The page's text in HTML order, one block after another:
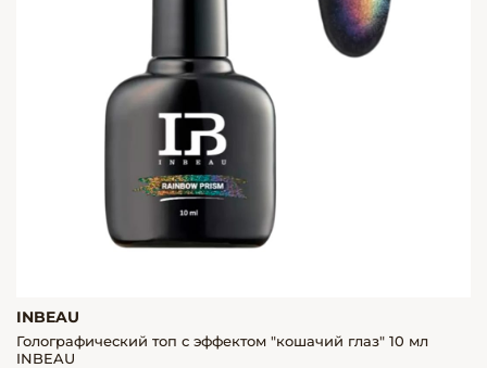
INBEAU
Голографический топ с эффектом "кошачий глаз" 10 мл
INBEAU